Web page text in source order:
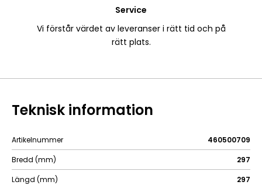
Service
Vi förstår värdet av leveranser i rätt tid och på
rätt plats.
Teknisk information
Artikelnummer
460500709
Bredd (mm)
297
Längd (mm)
297